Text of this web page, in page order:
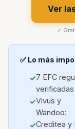
Ver
✓
✅ Lo más
7 EFC
Vivus y
Wandoo:
Creditea y